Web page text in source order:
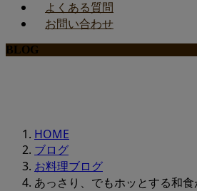
よくある質問
お問い合わせ
BLOG
HOME
ブログ
お料理ブログ
あっさり、でもホッとする和